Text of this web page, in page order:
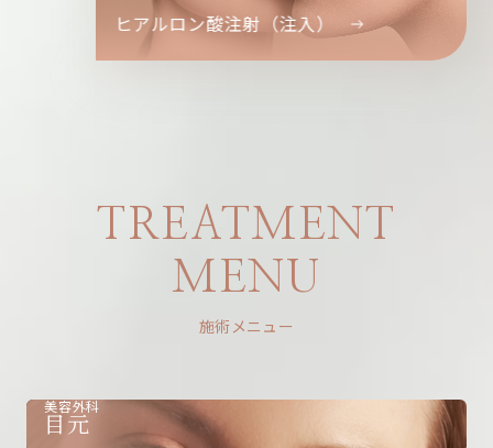
ヒアルロン酸注射（注入）
TREATMENT
MENU
施術メニュー
美容外科
目元